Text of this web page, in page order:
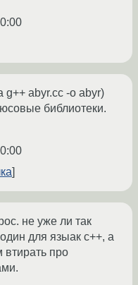
g++ abyr.cc -o abyr)
библиотеки.
не уже ли так
для языак с++, а
втирать про